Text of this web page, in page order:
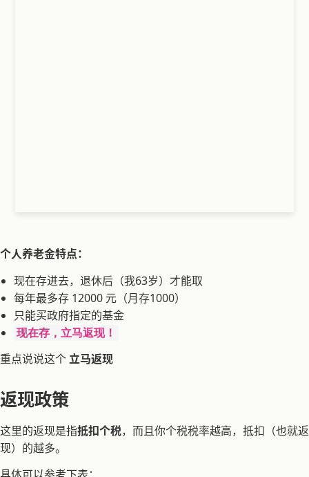
个人养老金特点：
现在存进去，退休后（我63岁）才能取
每年最多存 12000 元（月存1000）
只能买政府指定的基金
现在存，立马返现！
重点说说这个立马返现
返现政策
这里的返现是指抵扣个税，而且你个税税率越高，抵扣（也就返
现）的越多。